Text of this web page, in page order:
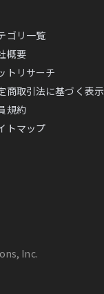
ゴリ一覧
概要
トリサーチ
商取引法に基づく表示
規約
トマップ
Inc.